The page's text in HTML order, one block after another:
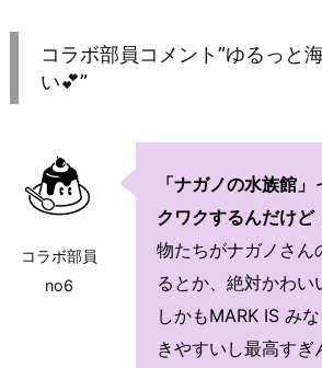
コラボ部員コメント”ゆるっと
い💕”
コラボ部員
no6
「ナガノの水族館
クワクするんだけど
物たちがナガノさん
るとか、絶対かわい
しかもMARK IS み
きやすいし最高すぎ